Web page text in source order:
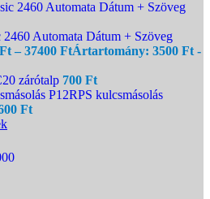
Automata Dátum + Szöveg
Ft – 37400 FtÁrtartomány: 3500 Ft -
zárótalp 700 Ft
P12RPS kulcsmásolás
Ft